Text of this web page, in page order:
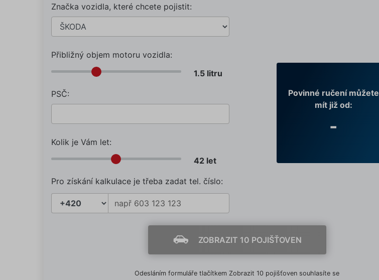
Značka vozidla, které chcete pojistit:
Přibližný objem motoru vozidla:
PSČ:
Kolik je Vám let:
Pro získání kalkulace je třeba zadat tel. číslo:
Povinné ručení můžete
mít již od:
-
ZOBRAZIT 10 POJIŠŤOVEN
Odesláním formuláře tlačítkem Zobrazit 10 pojišťoven souhlasíte se